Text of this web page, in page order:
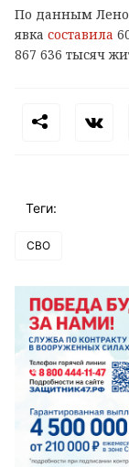
По данным
явка составила
867 636 тысяч
Теги:
СВО